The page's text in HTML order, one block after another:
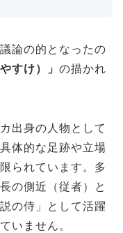
論の的となったの
すけ）」 の描かれ
出身の人物として
体的な足跡や立場
られています。多
の側近（従者）と
の侍」として活躍
いません。